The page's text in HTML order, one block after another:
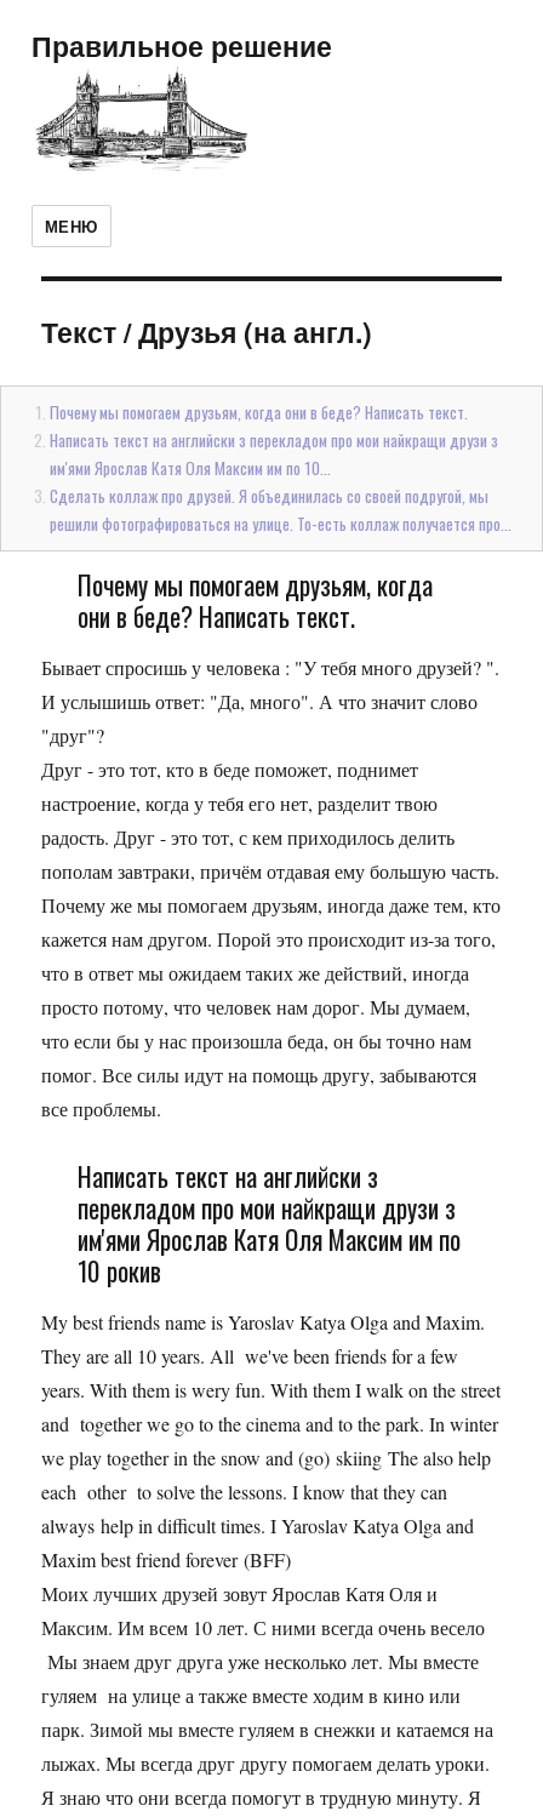
Правильное решение
МЕНЮ
Текст/Друзья (на англ.)
Почему мы помогаем друзьям, когда они в беде? Написать текст.
Написать текст на английски з перекладом про мои найкращи друзи з
им'ями Ярослав Катя Оля Максим им по 10...
Сделать коллаж про друзей. Я объединилась со своей подругой, мы
решили фотографироваться на улице. То-есть коллаж получается про...
Почему мы помогаем друзьям, когда
они в беде? Написать текст.
Бывает спросишь у человека : "У тебя много друзей? ".
И услышишь ответ: "Да, много". А что значит слово
"друг"?
Друг - это тот, кто в беде поможет, поднимет
настроение, когда у тебя его нет, разделит твою
радость. Друг - это тот, с кем приходилось делить
пополам завтраки, причём отдавая ему большую часть.
Почему же мы помогаем друзьям, иногда даже тем, кто
кажется нам другом. Порой это происходит из-за того,
что в ответ мы ожидаем таких же действий, иногда
просто потому, что человек нам дорог. Мы думаем,
что если бы у нас произошла беда, он бы точно нам
помог. Все силы идут на помощь другу, забываются
все проблемы.
Написать текст на английски з
перекладом про мои найкращи друзи з
им'ями Ярослав Катя Оля Максим им по
10 рокив
My best friends name is Yaroslav Katya Olga and Maxim.
They are all 10 years. All we've been friends for a few
years. With them is wery fun. With them I walk on the street
and together we go to the cinema and to the park. In winter
we play together in the snow and (go) skiing The also help
each other to solve the lessons. I know that they can
always help in difficult times. I Yaroslav Katya Olga and
Maxim best friend forever (BFF)
Моих лучших друзей зовут Ярослав Катя Оля и
Максим. Им всем 10 лет. С ними всегда очень весело
Мы знаем друг друга уже несколько лет. Мы вместе
гуляем на улице а также вместе ходим в кино или
парк. Зимой мы вместе гуляем в снежки и катаемся на
лыжах. Мы всегда друг другу помогаем делать уроки.
Я знаю что они всегда помогут в трудную минуту. Я